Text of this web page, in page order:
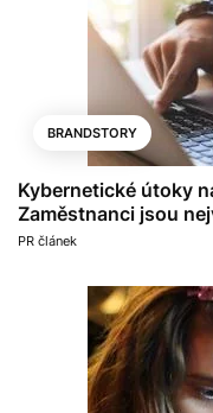
BRANDSTORY
Kybernetické útoky
Zaměstnanci jsou
PR článek